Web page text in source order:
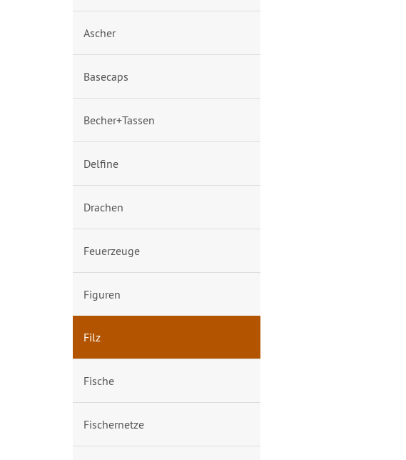
Ascher
Basecaps
Becher+Tassen
Delfine
Drachen
Feuerzeuge
Figuren
Filz
Fische
Fischernetze